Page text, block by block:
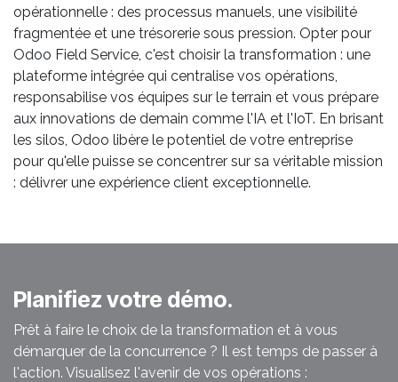
opérationnelle : des processus manuels, une visibilité
fragmentée et une trésorerie sous pression. Opter pour
Odoo Field Service, c'est choisir la transformation : une
plateforme intégrée qui centralise vos opérations,
responsabilise vos équipes sur le terrain et vous prépare
aux innovations de demain comme l'IA et l'IoT. En brisant
les silos, Odoo libère le potentiel de votre entreprise
pour qu'elle puisse se concentrer sur sa véritable mission
: délivrer une expérience client exceptionnelle.
Planifiez votre démo.
Prêt à faire le choix de la transformation et à vous
démarquer de la concurrence ? Il est temps de passer à
l'action. Visualisez l'avenir de vos opérations :